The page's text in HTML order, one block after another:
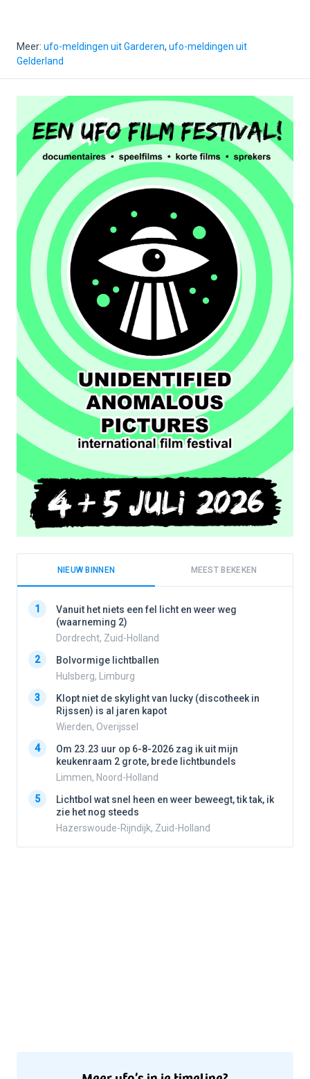
Meer: ufo-meldingen uit Garderen, ufo-meldingen uit
Gelderland
NIEUW BINNEN MEEST BEKEKEN
1
Vanuit het niets een fel licht en weer weg
(waarneming 2)
Dordrecht, Zuid-Holland
2
Bolvormige lichtballen
Hulsberg, Limburg
3
Klopt niet de skylight van lucky (discotheek in
Rijssen) is al jaren kapot
Wierden, Overijssel
4
Om 23.23 uur op 6-8-2026 zag ik uit mijn
keukenraam 2 grote, brede lichtbundels
Limmen, Noord-Holland
5
Lichtbol wat snel heen en weer beweegt, tik tak, ik
zie het nog steeds
Hazerswoude-Rijndijk, Zuid-Holland